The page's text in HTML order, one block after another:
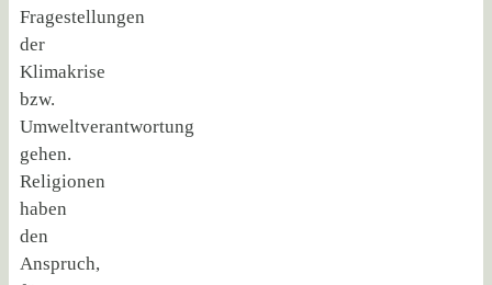
Fragestellungen
der
Klimakrise
bzw.
Umweltverantwortung
gehen.
Religionen
haben
den
Anspruch,